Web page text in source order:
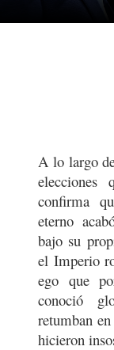
A lo largo
elecciones
confirma
eterno
bajo su
el Imperio
ego que
conoció
retumban
hicieron